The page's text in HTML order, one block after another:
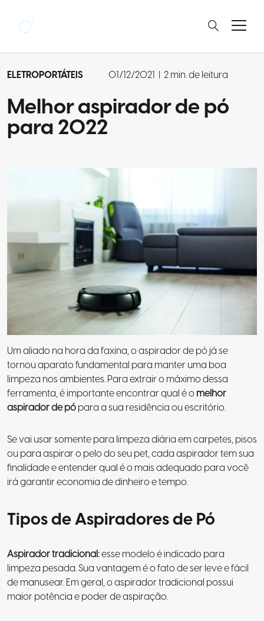
ELETROPORTÁTEIS 01/12/2021 | 2 min. de leitura
Melhor aspirador de pó
para 2022
Um aliado na hora da faxina, o aspirador de pó já se
tornou aparato fundamental para manter uma boa
limpeza nos ambientes. Para extrair o máximo dessa
ferramenta, é importante encontrar qual é omelhor
aspirador de pópara a sua residência ou escritório.
Se vai usar somente para limpeza diária em carpetes, pisos
ou para aspirar o pelo do seu pet, cada aspirador tem sua
finalidade e entender qual é o mais adequado para você
irá garantir economia de dinheiro e tempo.
Tipos de Aspiradores de Pó
Aspirador tradicional:esse modelo é indicado para
limpeza pesada. Sua vantagem é o fato de ser leve e fácil
de manusear. Em geral, o aspirador tradicional possui
maior potência e poder de aspiração.